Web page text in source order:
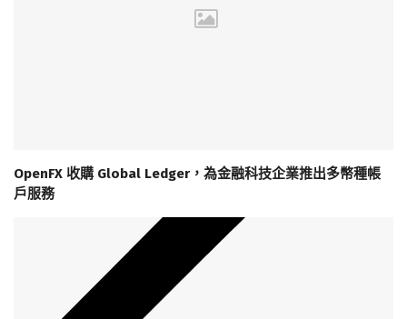
OpenFX 收購 Global Ledger，為金融科技企業推出多幣種帳
戶服務